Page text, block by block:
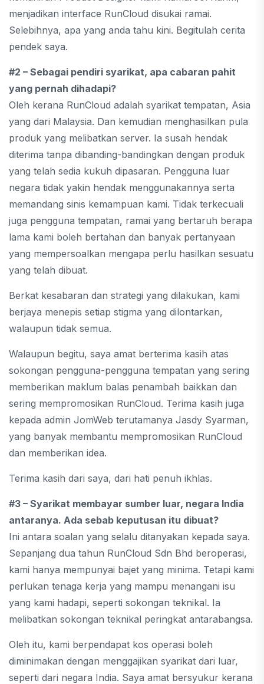
menjadikan interface RunCloud disukai ramai.
Selebihnya, apa yang anda tahu kini. Begitulah cerita
pendek saya.
#2 – Sebagai pendiri syarikat, apa cabaran pahit
yang pernah dihadapi?
Oleh kerana RunCloud adalah syarikat tempatan, Asia
yang dari Malaysia. Dan kemudian menghasilkan pula
produk yang melibatkan server. Ia susah hendak
diterima tanpa dibanding-bandingkan dengan produk
yang telah sedia kukuh dipasaran. Pengguna luar
negara tidak yakin hendak menggunakannya serta
memandang sinis kemampuan kami. Tidak terkecuali
juga pengguna tempatan, ramai yang bertaruh berapa
lama kami boleh bertahan dan banyak pertanyaan
yang mempersoalkan mengapa perlu hasilkan sesuatu
yang telah dibuat.
Berkat kesabaran dan strategi yang dilakukan, kami
berjaya menepis setiap stigma yang dilontarkan,
walaupun tidak semua.
Walaupun begitu, saya amat berterima kasih atas
sokongan pengguna-pengguna tempatan yang sering
memberikan maklum balas penambah baikkan dan
sering mempromosikan RunCloud. Terima kasih juga
kepada admin JomWeb terutamanya Jasdy Syarman,
yang banyak membantu mempromosikan RunCloud
dan memberikan idea.
Terima kasih dari saya, dari hati penuh ikhlas.
#3 – Syarikat membayar sumber luar, negara India
antaranya. Ada sebab keputusan itu dibuat?
Ini antara soalan yang selalu ditanyakan kepada saya.
Sepanjang dua tahun RunCloud Sdn Bhd beroperasi,
kami hanya mempunyai bajet yang minima. Tetapi kami
perlukan tenaga kerja yang mampu menangani isu
yang kami hadapi, seperti sokongan teknikal. Ia
melibatkan sokongan teknikal peringkat antarabangsa.
Oleh itu, kami berpendapat kos operasi boleh
diminimakan dengan menggajikan syarikat dari luar,
seperti dari negara India. Saya amat bersyukur kerana